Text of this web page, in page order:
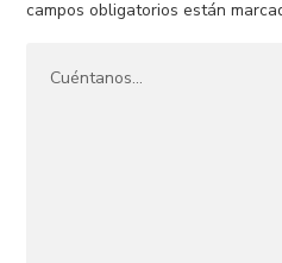
campos obligatorios están